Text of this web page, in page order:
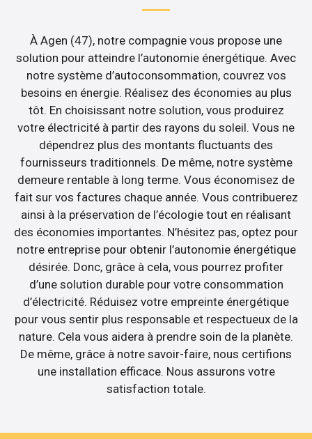
À Agen (47), notre compagnie vous propose une
solution pour atteindre l’autonomie énergétique. Avec
notre système d’autoconsommation, couvrez vos
besoins en énergie. Réalisez des économies au plus
tôt. En choisissant notre solution, vous produirez
votre électricité à partir des rayons du soleil. Vous ne
dépendrez plus des montants fluctuants des
fournisseurs traditionnels. De même, notre système
demeure rentable à long terme. Vous économisez de
fait sur vos factures chaque année. Vous contribuerez
ainsi à la préservation de l’écologie tout en réalisant
des économies importantes. N’hésitez pas, optez pour
notre entreprise pour obtenir l’autonomie énergétique
désirée. Donc, grâce à cela, vous pourrez profiter
d’une solution durable pour votre consommation
d’électricité. Réduisez votre empreinte énergétique
pour vous sentir plus responsable et respectueux de la
nature. Cela vous aidera à prendre soin de la planète.
De même, grâce à notre savoir-faire, nous certifions
une installation efficace. Nous assurons votre
satisfaction totale.